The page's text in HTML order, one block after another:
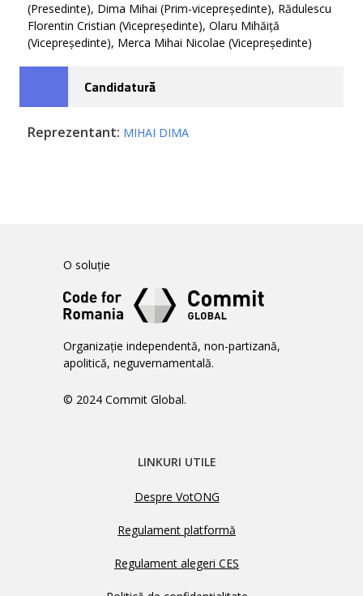
(Presedinte), Dima Mihai (Prim-vicepreședinte), Rădulescu
Florentin Cristian (Vicepreședinte), Olaru Mihăiță
(Vicepreședinte), Merca Mihai Nicolae (Vicepreședinte)
Candidatură
Reprezentant: MIHAI DIMA
O soluție
Organizație independentă, non-partizană,
apolitică, neguvernamentală.
© 2024 Commit Global.
LINKURI UTILE
Despre VotONG
Regulament platformă
Regulament alegeri CES